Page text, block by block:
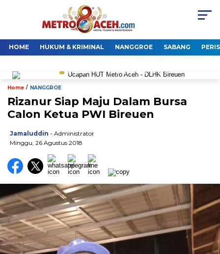
HOME HUKUM & KRIMINAL NANGGROE SABANG
Home / NANGGROE
Rizanur Siap Maju Dalam Bursa
Calon Ketua PWI Bireuen
Jamaluddin - Administrator
Minggu, 26 Agustus 2018